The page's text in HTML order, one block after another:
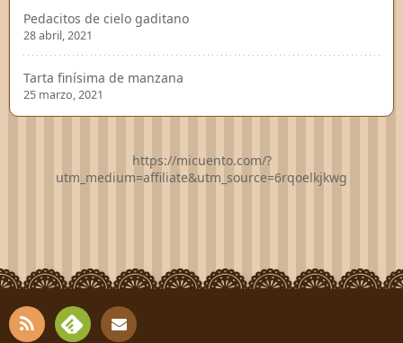
Pedacitos de cielo gaditano
28 abril, 2021
Tarta finísima de manzana
25 marzo, 2021
https://micuento.com/?
utm_medium=affiliate&utm_source=6rqoelkjkwg